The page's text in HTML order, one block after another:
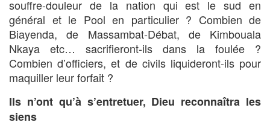
souffre-douleur de la nation qui est le sud en
général et le Pool en particulier ? Combien de
Biayenda, de Massambat-Débat, de Kimbouala
Nkaya etc… sacrifieront-ils dans la foulée ?
Combien d’officiers, et de civils liquideront-ils pour
maquiller leur forfait ?
Ils n’ont qu’à s’entretuer, Dieu reconnaîtra les
siens